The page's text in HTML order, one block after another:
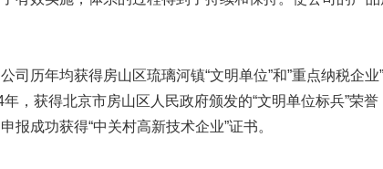
历年均获得房山区琉璃河镇“文明单位”和”重点纳税企业
年，获得北京市房山区人民政府颁发的“文明单位标兵”荣
报成功获得“中关村高新技术企业”证书。